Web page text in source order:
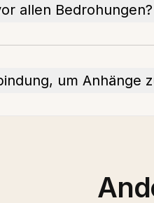
allen Bedrohungen?
um Anhänge